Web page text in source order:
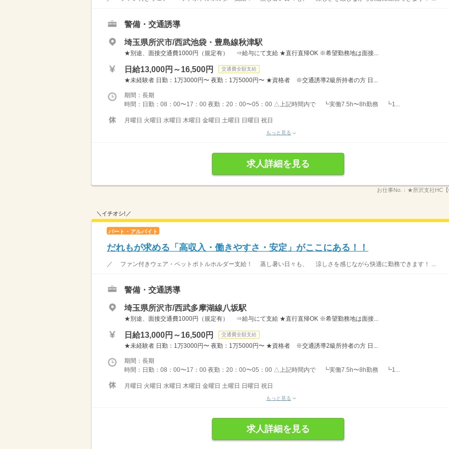
警備・交通誘導
埼玉県所沢市/西武池袋・豊島線秋津駅
★別途、面接交通費1000円（規定有） ⇒給与にて支給 ★直行直帰OK ※希望勤務地は面接...
日給13,000円～16,500円 交通費全額支給
★未経験者 日勤：1万3000円〜 夜勤：1万5000円〜 ★資格者 ※交通誘導2級所持者の方 日...
期間：長期
時間：日勤：08：00〜17：00 夜勤：20：00〜05：00 △上記時間内で ┗実働7.5h〜8h勤務 ┗1...
月曜日 火曜日 水曜日 木曜日 金曜日 土曜日 日曜日 祝日
もっと見る
求人詳細を見る
お仕事No.： ★所沢支社HC【
＼イチオシ!／
パート・アルバイト
だれもが求める「高収入・働きやすさ・安定」がここにある！！
／ ファン付きウェア・ペットボトルホルダー支給！ 蒸し暑い日々も、 涼しさを感じながら快適に勤務できます！ ...
警備・交通誘導
埼玉県所沢市/西武多摩湖線八坂駅
★別途、面接交通費1000円（規定有） ⇒給与にて支給 ★直行直帰OK ※希望勤務地は面接...
日給13,000円～16,500円 交通費全額支給
★未経験者 日勤：1万3000円〜 夜勤：1万5000円〜 ★資格者 ※交通誘導2級所持者の方 日...
期間：長期
時間：日勤：08：00〜17：00 夜勤：20：00〜05：00 △上記時間内で ┗実働7.5h〜8h勤務 ┗1...
月曜日 火曜日 水曜日 木曜日 金曜日 土曜日 日曜日 祝日
もっと見る
求人詳細を見る